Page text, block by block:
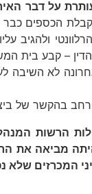
על דבר
הכספים כבר
ולהגיב
– קבע בית
לא השיבה
בהקשר של
הרשות
מביאה את
המכרזים שלא